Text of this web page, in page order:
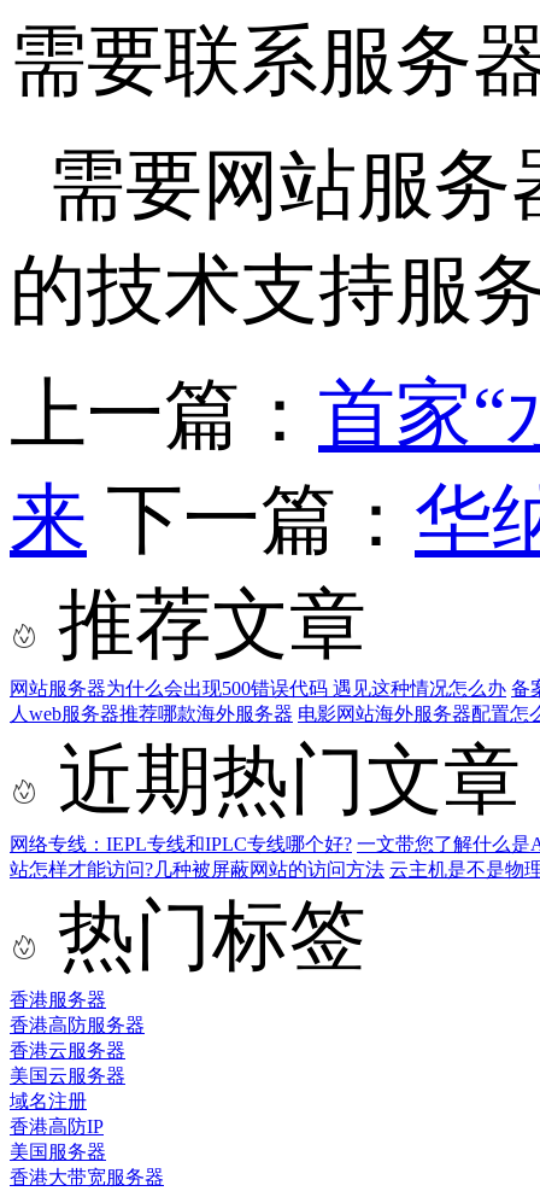
需要联系服务
需要网站服
的技术支持服
上一篇： 首家“
来 下一篇： 华
推荐文章
网站服务器为什么会出现500错误代码 遇见这种情况怎么办 备
人web服务器推荐哪款海外服务器 电影网站海外服务器配置怎
近期热门文章
网络专线：IEPL专线和IPLC专线哪个好? 一文带您了解什么是
站怎样才能访问?几种被屏蔽网站的访问方法 云主机是不是物
热门标签
香港服务器
香港高防服务器
香港云服务器
美国云服务器
域名注册
香港高防IP
美国服务器
香港大带宽服务器